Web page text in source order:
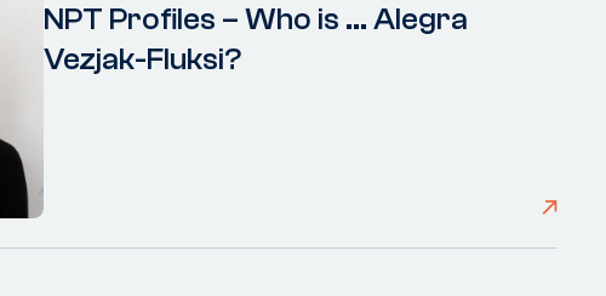
NPT Profiles – Who is ... Alegra
Vezjak-Fluksi?